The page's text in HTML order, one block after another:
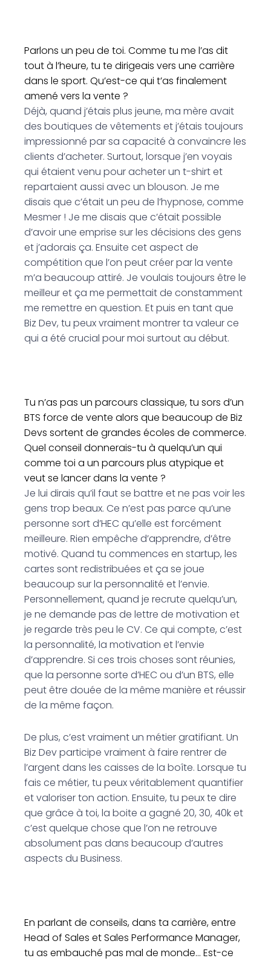
Parlons un peu de toi. Comme tu me l’as dit
tout à l’heure, tu te dirigeais vers une carrière
dans le sport. Qu’est-ce qui t’as finalement
amené vers la vente ?
Déjà, quand j’étais plus jeune, ma mère avait
des boutiques de vêtements et j’étais toujours
impressionné par sa capacité à convaincre les
clients d’acheter. Surtout, lorsque j’en voyais
qui étaient venu pour acheter un t-shirt et
repartaient aussi avec un blouson. Je me
disais que c’était un peu de l’hypnose, comme
Mesmer ! Je me disais que c’était possible
d’avoir une emprise sur les décisions des gens
et j’adorais ça. Ensuite cet aspect de
compétition que l’on peut créer par la vente
m’a beaucoup attiré. Je voulais toujours être le
meilleur et ça me permettait de constamment
me remettre en question. Et puis en tant que
Biz Dev, tu peux vraiment montrer ta valeur ce
qui a été crucial pour moi surtout au début.
Tu n’as pas un parcours classique, tu sors d’un
BTS force de vente alors que beaucoup de Biz
Devs sortent de grandes écoles de commerce.
Quel conseil donnerais-tu à quelqu’un qui
comme toi a un parcours plus atypique et
veut se lancer dans la vente ?
Je lui dirais qu’il faut se battre et ne pas voir les
gens trop beaux. Ce n’est pas parce qu’une
personne sort d’HEC qu’elle est forcément
meilleure. Rien empêche d’apprendre, d’être
motivé. Quand tu commences en startup, les
cartes sont redistribuées et ça se joue
beaucoup sur la personnalité et l’envie.
Personnellement, quand je recrute quelqu’un,
je ne demande pas de lettre de motivation et
je regarde très peu le CV. Ce qui compte, c’est
la personnalité, la motivation et l’envie
d’apprendre. Si ces trois choses sont réunies,
que la personne sorte d’HEC ou d’un BTS, elle
peut être douée de la même manière et réussir
de la même façon.
De plus, c’est vraiment un métier gratifiant. Un
Biz Dev participe vraiment à faire rentrer de
l’argent dans les caisses de la boîte. Lorsque tu
fais ce métier, tu peux véritablement quantifier
et valoriser ton action. Ensuite, tu peux te dire
que grâce à toi, la boite a gagné 20, 30, 40k et
c’est quelque chose que l’on ne retrouve
absolument pas dans beaucoup d’autres
aspects du Business.
En parlant de conseils, dans ta carrière, entre
Head of Sales et Sales Performance Manager,
tu as embauché pas mal de monde… Est-ce